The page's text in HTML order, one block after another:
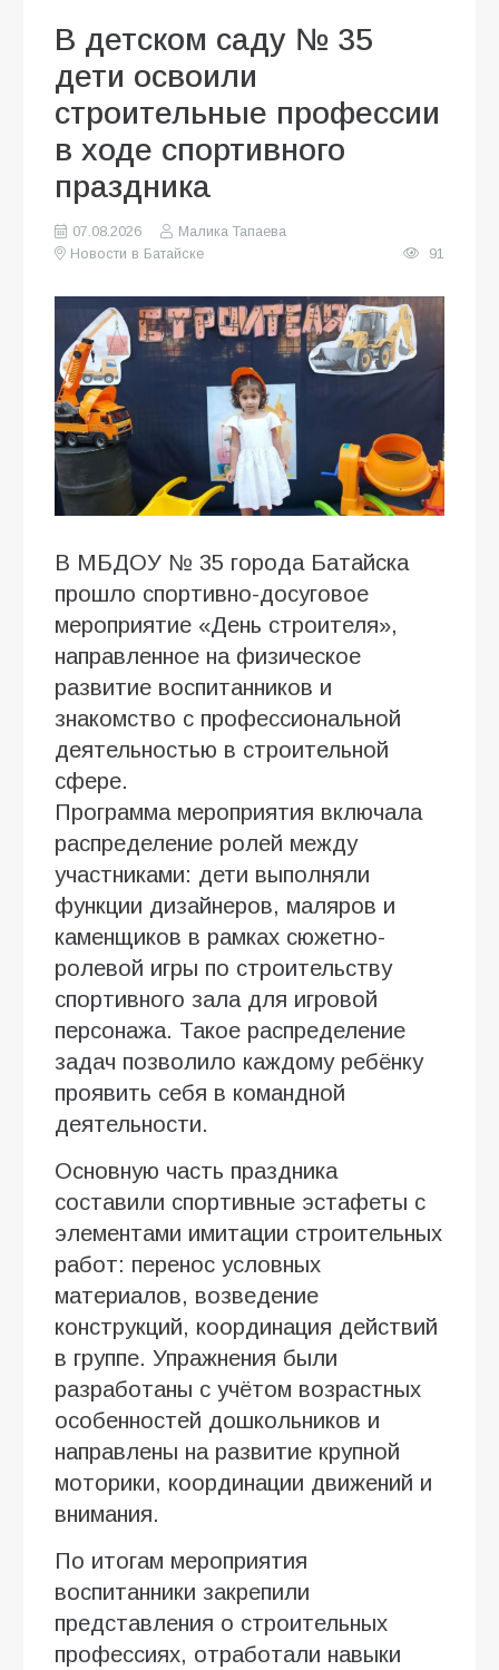
В детском саду № 35
дети освоили
строительные профессии
в ходе спортивного
праздника
07.08.2026
Малика Тапаева
Новости в Батайске
91
В МБДОУ № 35 города Батайска
прошло спортивно-досуговое
мероприятие «День строителя»,
направленное на физическое
развитие воспитанников и
знакомство с профессиональной
деятельностью в строительной
сфере.
Программа мероприятия включала
распределение ролей между
участниками: дети выполняли
функции дизайнеров, маляров и
каменщиков в рамках сюжетно-
ролевой игры по строительству
спортивного зала для игровой
персонажа. Такое распределение
задач позволило каждому ребёнку
проявить себя в командной
деятельности.
Основную часть праздника
составили спортивные эстафеты с
элементами имитации строительных
работ: перенос условных
материалов, возведение
конструкций, координация действий
в группе. Упражнения были
разработаны с учётом возрастных
особенностей дошкольников и
направлены на развитие крупной
моторики, координации движений и
внимания.
По итогам мероприятия
воспитанники закрепили
представления о строительных
профессиях, отработали навыки